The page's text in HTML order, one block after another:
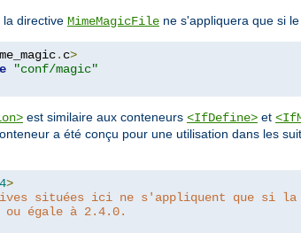
la directive MimeMagicFile ne s'appliquera que si
. c>
"conf/magic"
est similaire aux conteneurs <IfDefine> et
a été conçu pour une utilisation dans les
>
situées ici ne s'appliquent que si la
égale à 2.4.0.